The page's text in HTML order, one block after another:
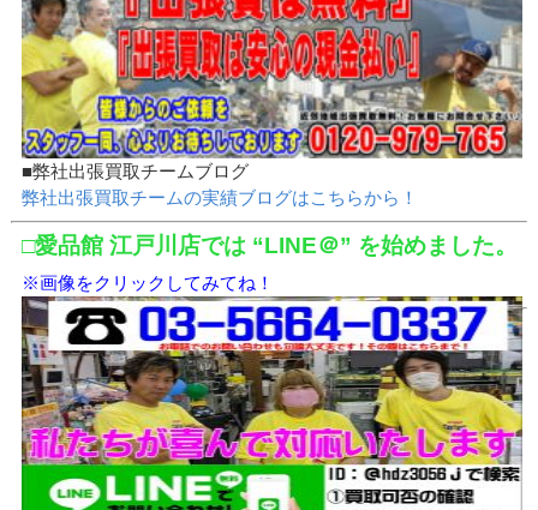
■弊社出張買取チームブログ
弊社出張買取チームの実績ブログはこちらから！
□愛品館 江戸川店では “LINE＠” を始めました。
※画像をクリックしてみてね！